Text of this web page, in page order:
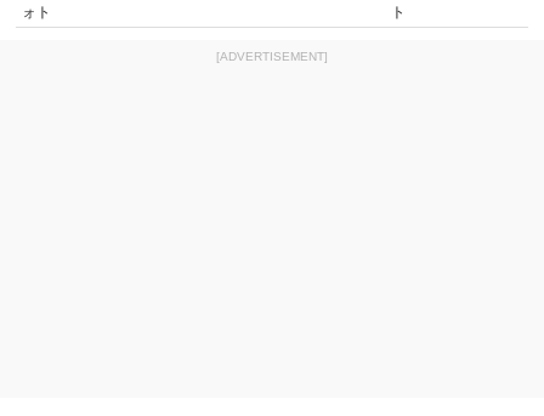
ォト
ト
[ADVERTISEMENT]